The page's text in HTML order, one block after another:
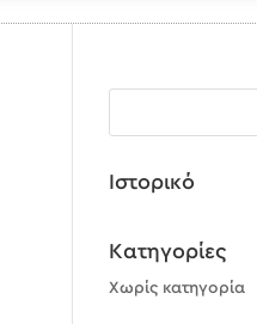
Ιστορικό
Kατηγορίες
Χωρίς κατηγορία